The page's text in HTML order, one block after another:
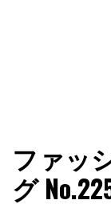
ファシ
ッションとモー
ファッ
グ